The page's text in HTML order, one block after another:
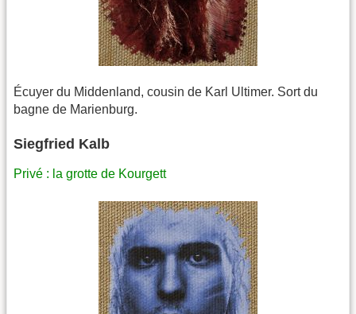
Écuyer du Middenland, cousin de Karl Ultimer. Sort du
bagne de Marienburg.
Siegfried Kalb
Privé : la grotte de Kourgett